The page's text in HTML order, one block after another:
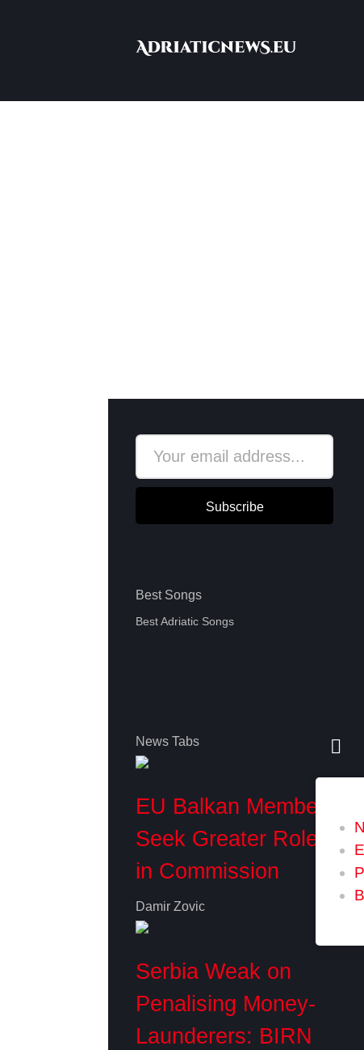
Subscribe
Best Songs
Best Adriatic Songs
News Tabs
EU Balkan Members
Seek Greater Role
in Commission
Damir Zovic
Serbia Weak on
Penalising Money-
Launderers: BIRN